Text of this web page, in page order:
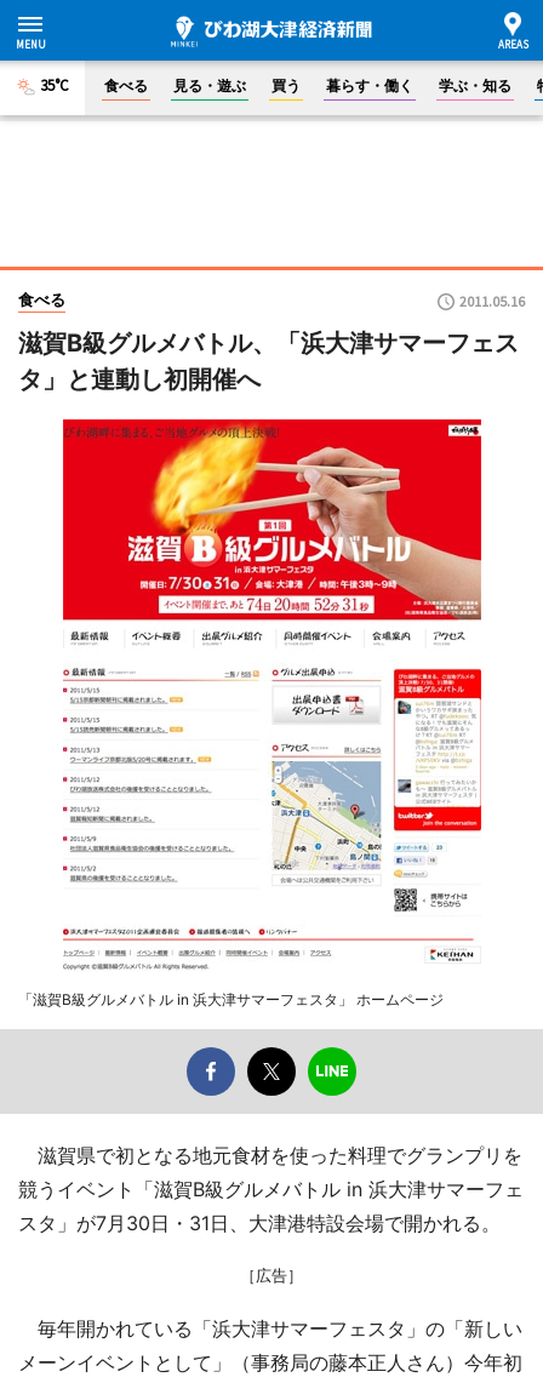
35°C 食べる 見る・遊ぶ 買う 暮らす・働く 学ぶ・知る
食べる 2011.05.16
滋賀B級グルメバトル、「浜大津サマーフェス
タ」と連動し初開催へ
「滋賀B級グルメバトル in 浜大津サマーフェスタ」 ホームページ
滋賀県で初となる地元食材を使った料理でグランプリを
競うイベント「滋賀B級グルメバトル in 浜大津サマーフェ
スタ」が7月30日・31日、大津港特設会場で開かれる。
［広告］
毎年開かれている「浜大津サマーフェスタ」の「新しい
メーンイベントとして」（事務局の藤本正人さん）今年初